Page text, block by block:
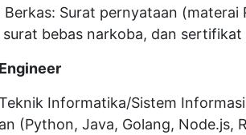
Surat pernyataan (materai
bebas narkoba, dan sertifikat
Informatika/Sistem
(Python, Java, Golang, Node.js,